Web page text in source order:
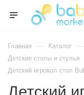
Главная — Каталог —
Детские столы и стулья
Детский игровол стол